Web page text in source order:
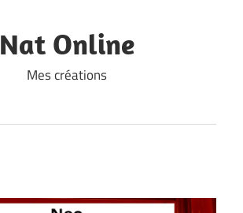
Nat Online
Mes créations